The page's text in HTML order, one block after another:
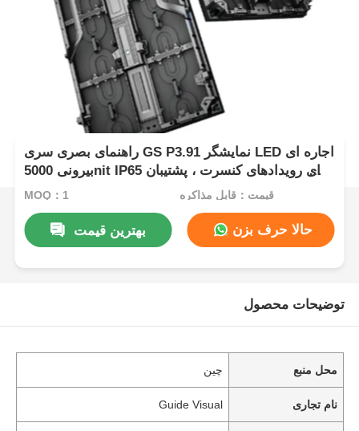
راهنمای بصری سری GS P3.91 نمایشگر LED اجاره ای
بیرونی 5000nit IP65 برای رویدادهای کنسرت ، پشتیبان
MOQ：1 قیمت：قابل مذاکره
بهترین قیمت حالا حرف بزن
توضیحات محصول
محل منبع چین
نام تجاری Guide Visual